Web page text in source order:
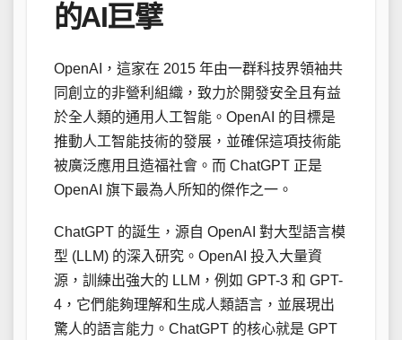
的AI巨擘
OpenAI，這家在 2015 年由一群科技界領袖共
同創立的非營利組織，致力於開發安全且有益
於全人類的通用人工智能。OpenAI 的目標是
推動人工智能技術的發展，並確保這項技術能
被廣泛應用且造福社會。而 ChatGPT 正是
OpenAI 旗下最為人所知的傑作之一。
ChatGPT 的誕生，源自 OpenAI 對大型語言模
型 (LLM) 的深入研究。OpenAI 投入大量資
源，訓練出強大的 LLM，例如 GPT-3 和 GPT-
4，它們能夠理解和生成人類語言，並展現出
驚人的語言能力。ChatGPT 的核心就是 GPT